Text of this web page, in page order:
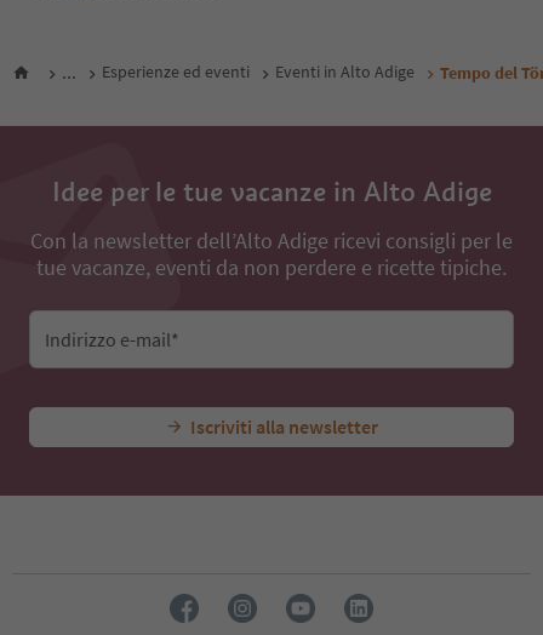
... Esperienze ed eventi Eventi in Alto Adige Tempo del
Idee per le tue vacanze in Alto Adige
Con la newsletter dell’Alto Adige ricevi consigli per le
tue vacanze, eventi da non perdere e ricette tipiche.
Indirizzo e-mail*
Iscriviti alla newsletter